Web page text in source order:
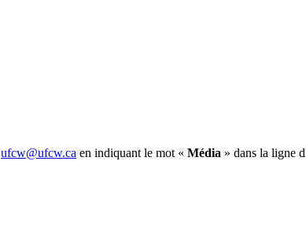
ufcw@ufcw.ca en indiquant le mot « Média » dans la ligne